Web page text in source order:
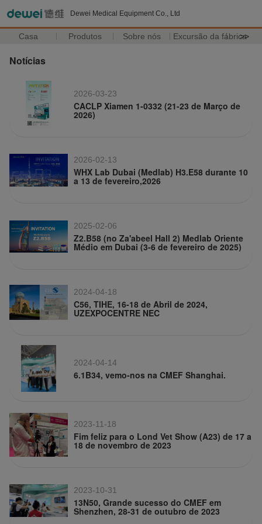
Dewei Medical Equipment Co., Ltd
Casa Produtos Sobre nós Excursão da fábrica
>>
Notícias
2026-03-23
CACLP Xiamen 1-0332 (21-23 de Março de
2026)
2026-02-13
WHX Lab Dubai (Medlab) H3.E58 durante 10
a 13 de fevereiro,2026
2025-02-06
Z2.B58 (no Za'abeel Hall 2) Medlab Oriente
Médio em Dubai (3-6 de fevereiro de 2025)
2024-04-18
C56, TIHE, 16-18 de Abril de 2024,
UZEXPOCENTRE NEC
2024-04-14
6.1B34, vemo-nos na CMEF Shanghai.
2023-11-18
Fim feliz para o Lond Vet Show (A23) de 17 a
18 de novembro de 2023
2023-10-31
13N50, Grande sucesso do CMEF em
Shenzhen, 28-31 de outubro de 2023